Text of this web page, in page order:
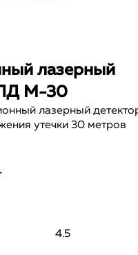
лазерный
М-30
лазерный
утечки 30 метров
4.5